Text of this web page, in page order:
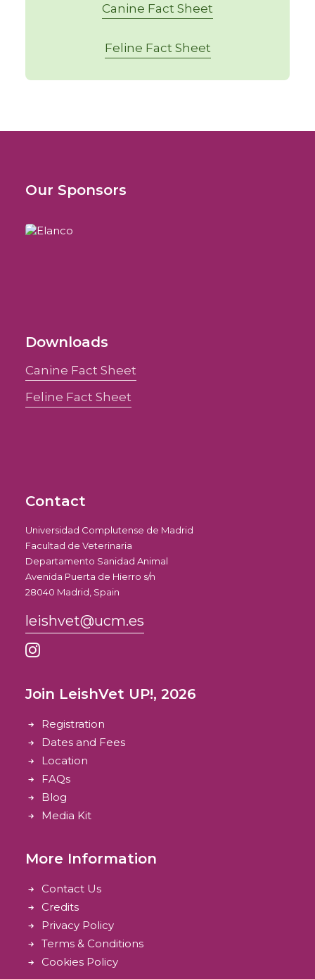
Canine Fact Sheet
Feline Fact Sheet
Our Sponsors
Downloads
Canine Fact Sheet
Feline Fact Sheet
Contact
Universidad Complutense de Madrid
Facultad de Veterinaria
Departamento Sanidad Animal
Avenida Puerta de Hierro s/n
28040 Madrid, Spain
leishvet@ucm.es
Join LeishVet UP!, 2026
Registration
Dates and Fees
Location
FAQs
Blog
Media Kit
More Information
Contact Us
Credits
Privacy Policy
Terms & Conditions
Cookies Policy